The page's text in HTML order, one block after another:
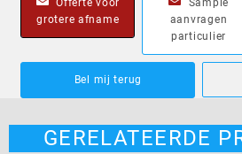
Offerte voor
grotere afname
Sample
aanvragen
particulier
Bel mij terug
GERELATEERDE